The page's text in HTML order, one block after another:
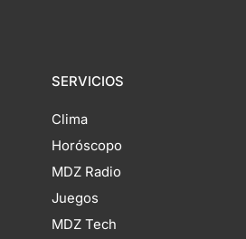
SERVICIOS
Clima
Horóscopo
MDZ Radio
Juegos
MDZ Tech